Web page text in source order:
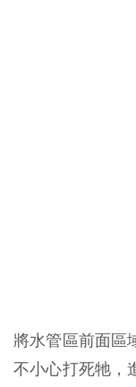
將水管區前面區
不小心打死牠，